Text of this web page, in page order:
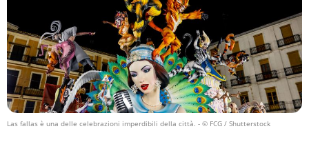
Las fallas è una delle celebrazioni imperdibili della città. - © FCG / Shutterstock